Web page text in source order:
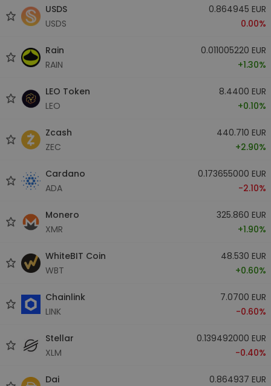
USDS
USDS
0.864945 EUR
0.00%
Rain
RAIN
0.011005220 EUR
+1.30%
LEO Token
LEO
8.4400 EUR
+0.10%
Zcash
ZEC
440.710 EUR
+2.90%
Cardano
ADA
0.173655000 EUR
-2.10%
Monero
XMR
325.860 EUR
+1.90%
WhiteBIT Coin
WBT
48.530 EUR
+0.60%
Chainlink
LINK
7.0700 EUR
-0.60%
Stellar
XLM
0.139492000 EUR
-0.40%
Dai
0.864937 EUR